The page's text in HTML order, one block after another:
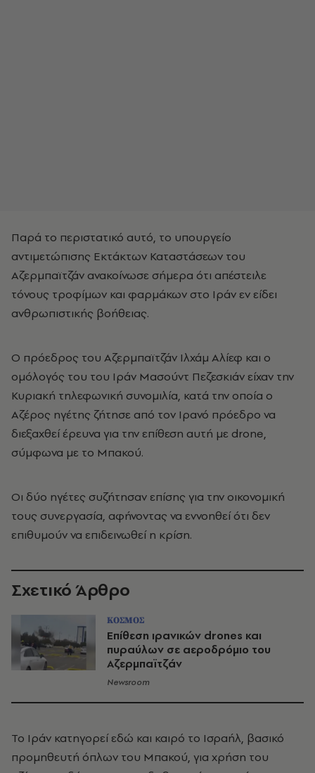
Παρά το περιστατικό αυτό, το υπουργείο
αντιμετώπισης Εκτάκτων Καταστάσεων του
Αζερμπαϊτζάν ανακοίνωσε σήμερα ότι απέστειλε
τόνους τροφίμων και φαρμάκων στο Ιράν εν είδει
ανθρωπιστικής βοήθειας.
Ο πρόεδρος του Αζερμπαϊτζάν Ιλχάμ Αλίεφ και ο
ομόλογός του του Ιράν Μασούντ Πεζεσκιάν είχαν την
Κυριακή τηλεφωνική συνομιλία, κατά την οποία ο
Αζέρος ηγέτης ζήτησε από τον Ιρανό πρόεδρο να
διεξαχθεί έρευνα για την επίθεση αυτή με drone,
σύμφωνα με το Μπακού.
Οι δύο ηγέτες συζήτησαν επίσης για την οικονομική
τους συνεργασία, αφήνοντας να εννοηθεί ότι δεν
επιθυμούν να επιδεινωθεί η κρίση.
Σχετικό Άρθρο
ΚΟΣΜΟΣ
Επίθεση ιρανικών drones και
πυραύλων σε αεροδρόμιο του
Αζερμπαϊτζάν
Newsroom
Το Ιράν κατηγορεί εδώ και καιρό το Ισραήλ, βασικό
προμηθευτή όπλων του Μπακού, για χρήση του